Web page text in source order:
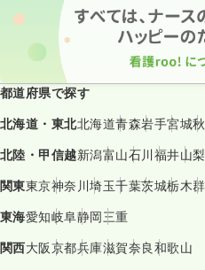
都道府県で探す
北海道・東北北海道青森岩手宮城
北陸・甲信越新潟富山石川福井山梨
関東東京神奈川埼玉千葉茨城栃木
東海愛知岐阜静岡三重
関西大阪京都兵庫滋賀奈良和歌山